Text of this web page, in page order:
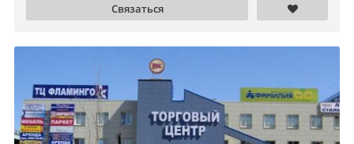
Связаться